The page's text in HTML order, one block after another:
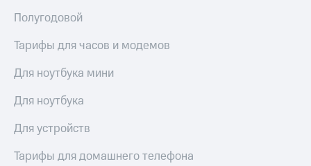
Полугодовой
Тарифы для часов и модемов
Для ноутбука мини
Для ноутбука
Для устройств
Тарифы для домашнего телефона